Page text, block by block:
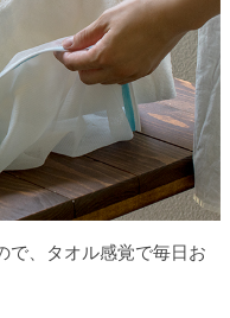
で、タオル感覚で毎日お